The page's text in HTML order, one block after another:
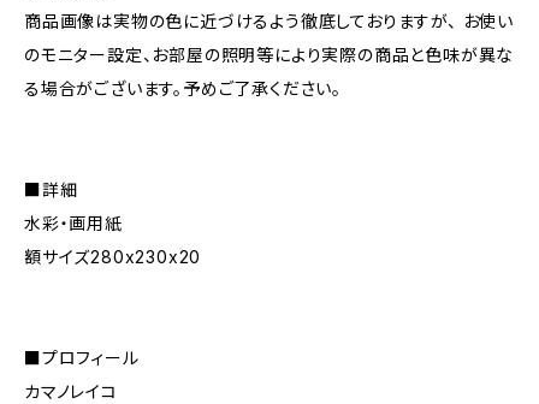
商品画像は実物の色に近づけるよう徹底しておりますが、 お使い
のモニター設定、お部屋の照明等により実際の商品と色味が異な
る場合がございます。予めご了承ください。
■詳細
水彩・画用紙
額サイズ280x230x20
■プロフィール
カマノレイコ